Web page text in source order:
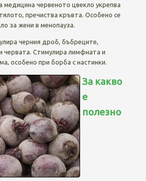
червеното цвекло укрепва
пречиства кръвта. Особено се
за жени в менопауза.
черния дроб, бъбреците,
червата. Стимулира лимфната и
особено при борба с настинки.
За какво
е
полезно